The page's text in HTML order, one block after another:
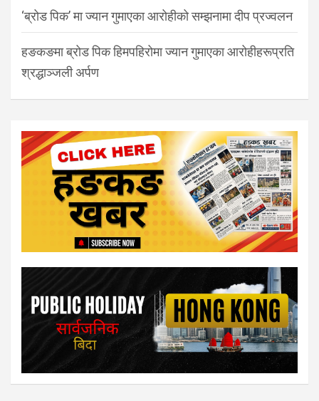
‘ब्रोड पिक’ मा ज्यान गुमाएका आरोहीको सम्झनामा दीप प्रज्वलन
हङकङमा ब्रोड पिक हिमपहिरोमा ज्यान गुमाएका आरोहीहरूप्रति
श्रद्धाञ्जली अर्पण